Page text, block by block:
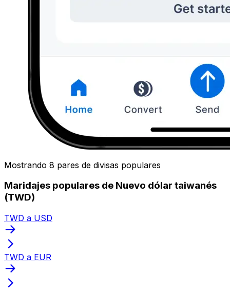
Mostrando 8 pares de divisas populares
Maridajes populares de Nuevo dólar taiwanés
(TWD)
TWD a USD
TWD a EUR